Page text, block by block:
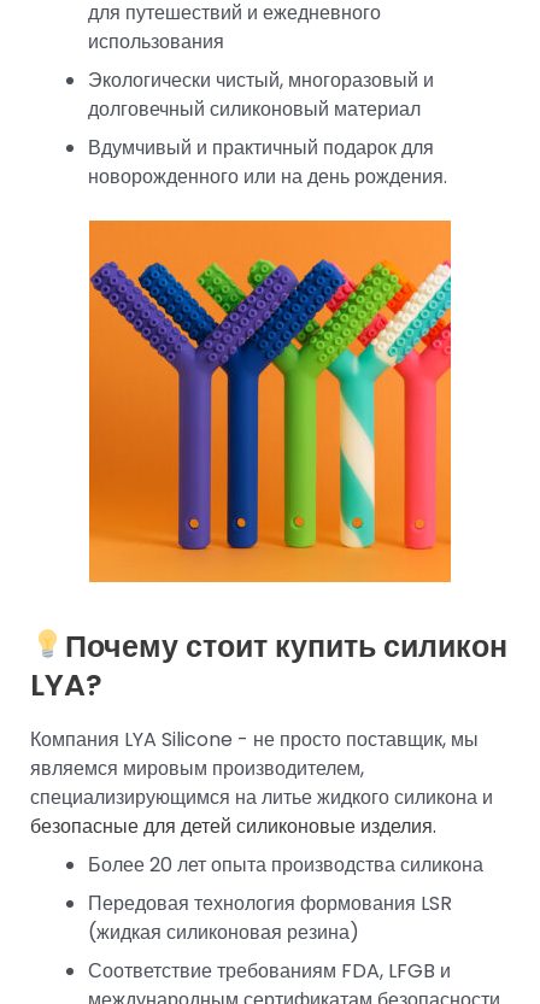
для путешествий и ежедневного
использования
Экологически чистый, многоразовый и
долговечный силиконовый материал
Вдумчивый и практичный подарок для
новорожденного или на день рождения.
Почему стоит купить силикон
LYA?
Компания LYA Silicone - не просто поставщик, мы
являемся мировым производителем,
специализирующимся на литье жидкого силикона и
безопасные для детей силиконовые изделия.
Более 20 лет опыта производства силикона
Передовая технология формования LSR
(жидкая силиконовая резина)
Соответствие требованиям FDA, LFGB и